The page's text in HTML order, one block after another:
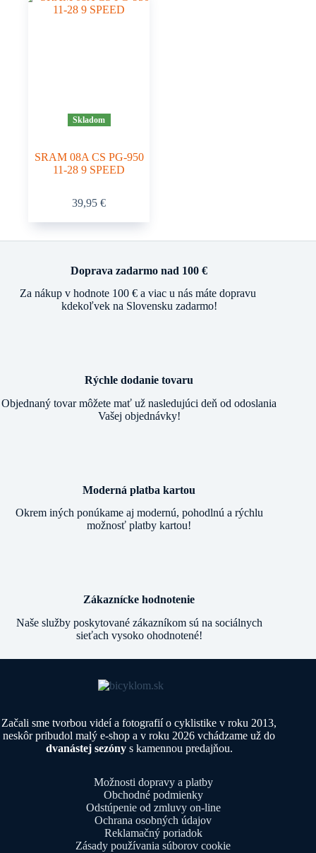
Skladom
SRAM 08A CS PG-950
11-28 9 SPEED
39,95€
Doprava zadarmo nad 100 €
Za nákup v hodnote 100 € a viac u nás máte dopravu
kdekoľvek na Slovensku zadarmo!
Rýchle dodanie tovaru
Objednaný tovar môžete mať už nasledujúci deň od odoslania
Vašej objednávky!
Moderná platba kartou
Okrem iných ponúkame aj modernú, pohodlnú a rýchlu
možnosť platby kartou!
Zákaznícke hodnotenie
Naše služby poskytované zákazníkom sú na sociálnych
sieťach vysoko ohodnotené!
Začali sme tvorbou videí a fotografií o cyklistike v roku 2013,
neskôr pribudol malý e-shop a v roku 2026 vchádzame už do
dvanástej sezónys kamennou predajňou.
Možnosti dopravy a platby
Obchodné podmienky
Odstúpenie od zmluvy on-line
Ochrana osobných údajov
Reklamačný poriadok
Zásady používania súborov cookie